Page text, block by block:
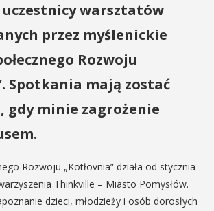
uczestnicy warsztatów
przez myślenickie
Rozwoju
Spotkania mają zostać
gdy minie zagrożenie
Rozwoju „Kotłovnia” działa od stycznia
Thinkville – Miasto Pomysłów.
dzieci, młodzieży i osób dorosłych